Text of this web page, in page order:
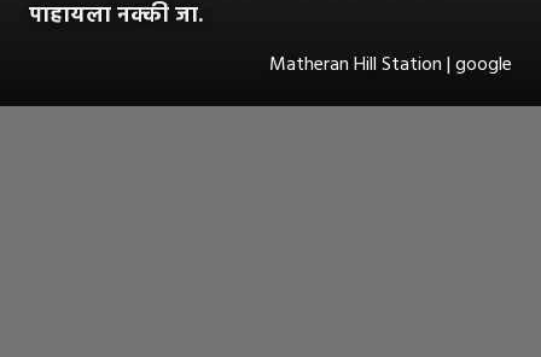
पाहायला नक्की जा.
Matheran Hill Station | google